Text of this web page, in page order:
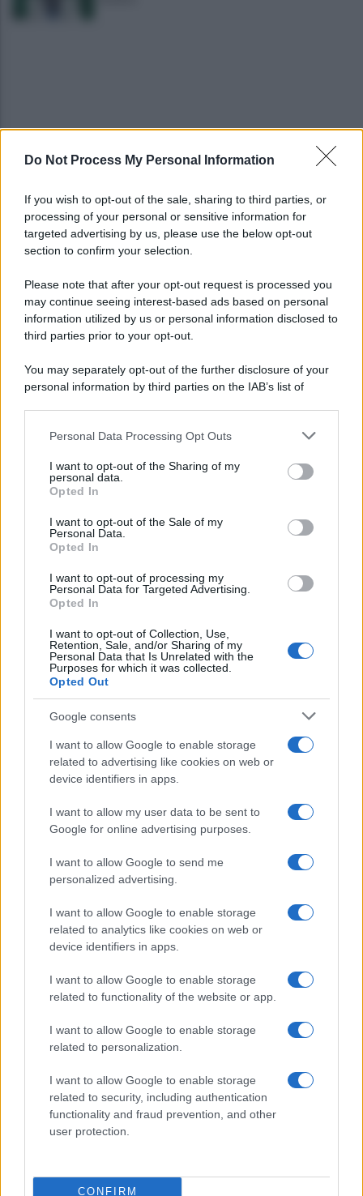
Do Not Process My Personal Information
If you wish to opt-out of the sale, sharing to third parties, or
processing of your personal or sensitive information for
targeted advertising by us, please use the below opt-out
section to confirm your selection.
Please note that after your opt-out request is processed you
may continue seeing interest-based ads based on personal
information utilized by us or personal information disclosed to
third parties prior to your opt-out.
You may separately opt-out of the further disclosure of your
personal information by third parties on the IAB’s list of
This information may also be disclosed by us to third parties
disclose it to other third parties.
Please note that this website/app uses one or more Google
services and may gather and store information including but
not limited to your visit or usage behaviour. You may click to
grant or deny consent to Google and its third-party tags to
consent section.
Personal Data Processing Opt Outs
I want to opt-out of the Sharing of my
personal data.
Opted In
I want to opt-out of the Sale of my
Personal Data.
Opted In
I want to opt-out of processing my
Personal Data for Targeted Advertising.
Opted In
I want to opt-out of Collection, Use,
Retention, Sale, and/or Sharing of my
Personal Data that Is Unrelated with the
Purposes for which it was collected.
Opted Out
Google consents
I want to allow Google to enable storage
related to advertising like cookies on web or
device identifiers in apps.
I want to allow my user data to be sent to
Google for online advertising purposes.
I want to allow Google to send me
personalized advertising.
I want to allow Google to enable storage
related to analytics like cookies on web or
device identifiers in apps.
I want to allow Google to enable storage
related to functionality of the website or app.
I want to allow Google to enable storage
related to personalization.
I want to allow Google to enable storage
related to security, including authentication
functionality and fraud prevention, and other
user protection.
CONFIRM
Scandone Avellino, via alla campagna
Montoro, ruba quasi 130mila euro di energia
elettrica: denunciato 65enne
CHI SIAMO CONTATTI PUBBLICITÀ LAVORA CON NOI
OTTO CHANNEL
Iscritto al Registro degli Operatori di Comunicazione n. 37512
© Riproduzione Riservata – Ne è consentita esclusivamente una